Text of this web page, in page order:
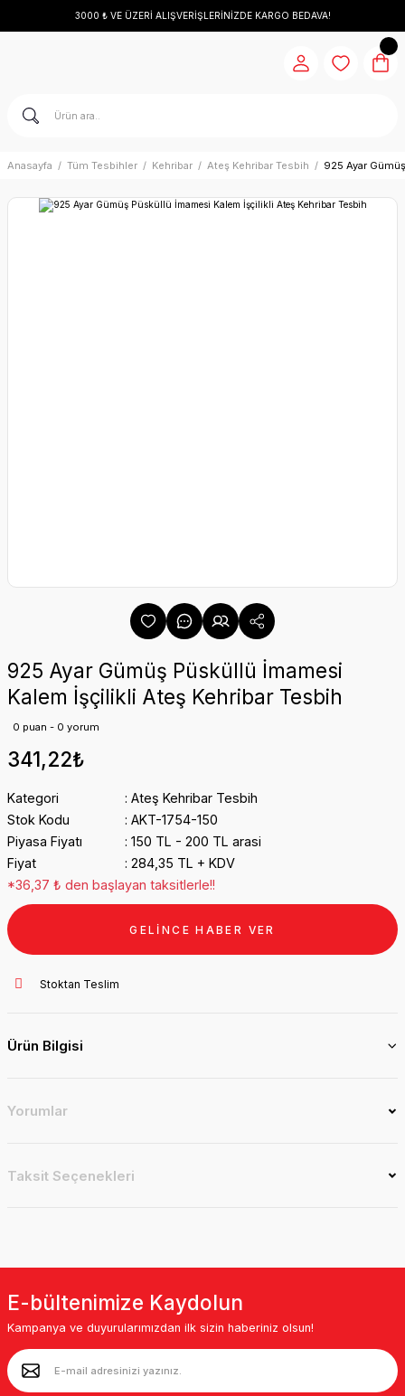
3000 ₺ VE ÜZERİ ALIŞVERİŞLERİNİZDE KARGO BEDAVA!
Anasayfa Tüm Tesbihler Kehribar Ateş Kehribar Tesbih 925 Ayar
925 Ayar Gümüş Püsküllü İmamesi
Kalem İşçilikli Ateş Kehribar Tesbih
0 puan - 0 yorum
341,22₺
Kategori
Ateş Kehribar Tesbih
Stok Kodu
AKT-1754-150
Piyasa Fiyatı
150 TL - 200 TL arasi
Fiyat
284,35 TL + KDV
*36,37 ₺ den başlayan taksitlerle!!
GELİNCE HABER VER
Stoktan Teslim
Ürün Bilgisi
Yorumlar
Taksit Seçenekleri
E-bültenimize Kaydolun
Kampanya ve duyurularımızdan ilk sizin haberiniz olsun!